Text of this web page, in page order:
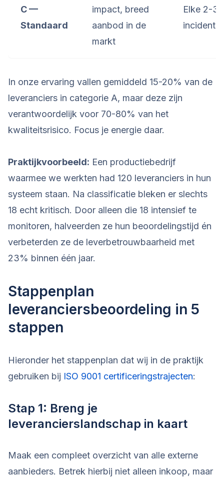
C —
Standaard
impact, breed
aanbod in de
markt
Elke 2-3
In onze ervaring vallen gemiddeld 15-20% van de
leveranciers in categorie A, maar deze zijn
verantwoordelijk voor 70-80% van het
kwaliteitsrisico. Focus je energie daar.
Praktijkvoorbeeld: Een productiebedrijf
waarmee we werkten had 120 leveranciers in hun
systeem staan. Na classificatie bleken er slechts
18 echt kritisch. Door alleen die 18 intensief te
monitoren, halveerden ze hun beoordelingstijd én
verbeterden ze de leverbetrouwbaarheid met
23% binnen één jaar.
Stappenplan
leveranciersbeoordeling in 5
stappen
Hieronder het stappenplan dat wij in de praktijk
gebruiken bij ISO 9001 certificeringstrajecten:
Stap 1: Breng je
leverancierslandschap in kaart
Maak een compleet overzicht van alle externe
aanbieders. Betrek hierbij niet alleen inkoop, maar